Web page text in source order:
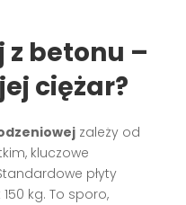
z betonu –
ciężar?
zależy od
kluczowe
płyty
kg. To sporo,